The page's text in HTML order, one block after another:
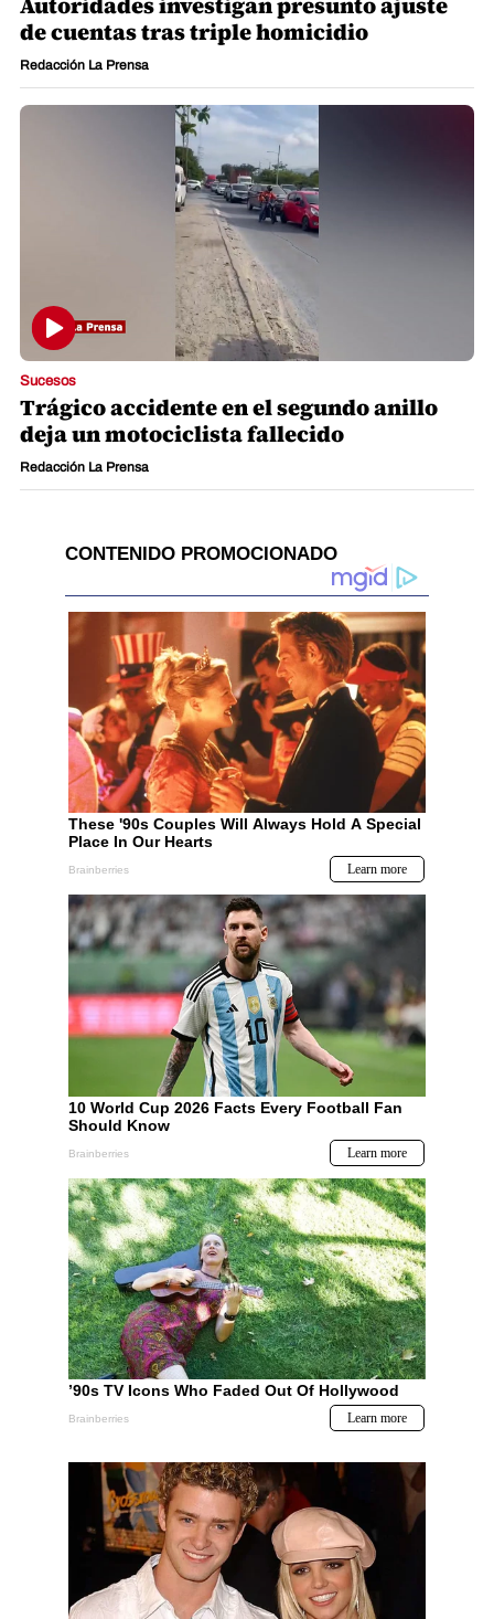
de cuentas tras triple homicidio
Redacción La Prensa
Sucesos
Trágico accidente en el segundo anillo
deja un motociclista fallecido
Redacción La Prensa